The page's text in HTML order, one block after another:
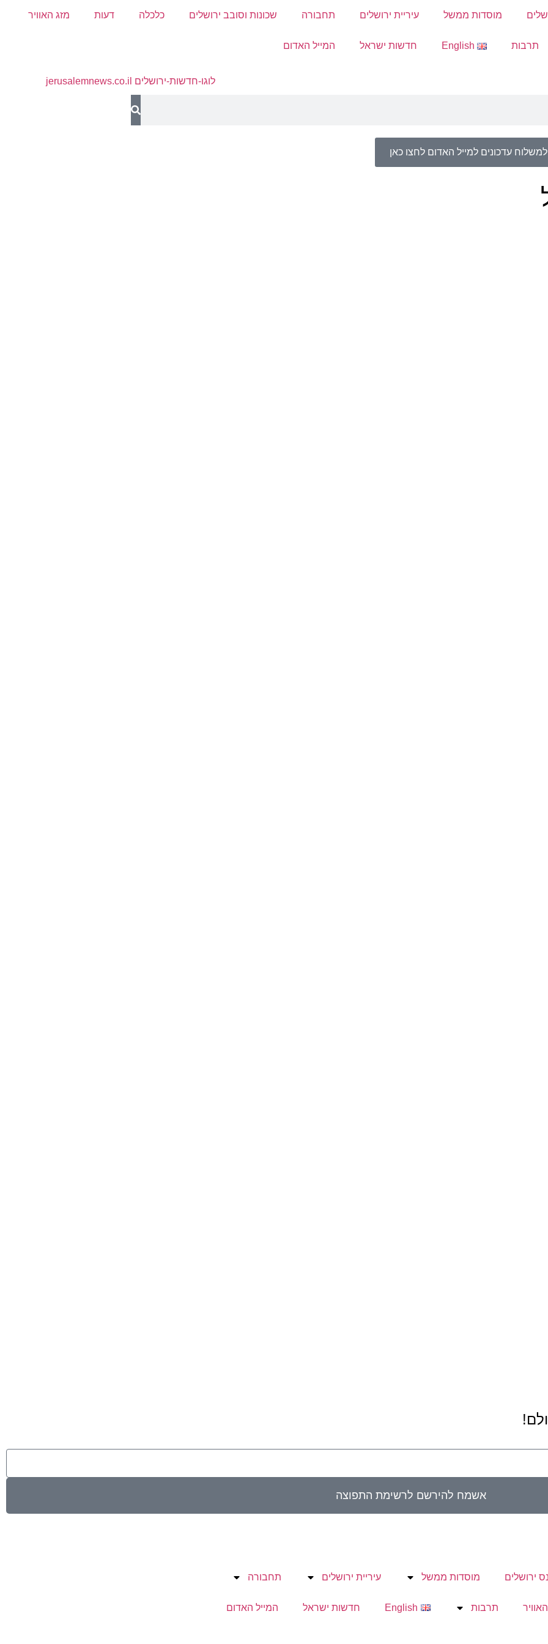
מוסדות ממשל עיריית ירושלים תחבורה שכונות וסובב ירושלים כלכלה דעות מזג האוויר
תרבות English חדשות ישראל המייל האדום
למשלוח עדכונים למייל האדום לחצו כאן
אשמח להירשם לרשימת התפוצה
ירושלים מוסדות ממשל עיריית ירושלים תחבורה
תרבות English חדשות ישראל המייל האדום